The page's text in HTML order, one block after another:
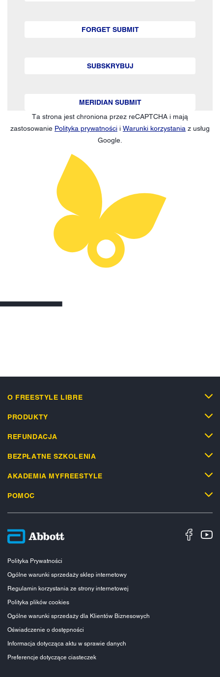
FORGET SUBMIT
SUBSKRYBUJ
MERIDIAN SUBMIT
Ta strona jest chroniona przez reCAPTCHA i mają
zastosowanie Polityka prywatności i Warunki korzystania z usług
Google.
O FREESTYLE LIBRE
PRODUKTY
REFUNDACJA
BEZPŁATNE SZKOLENIA
AKADEMIA MYFREESTYLE
POMOC
Polityka Prywatności
Ogólne warunki sprzedaży sklep internetowy
Regulamin korzystania ze strony internetowej
Polityka plików cookies
Ogólne warunki sprzedaży dla Klientów Biznesowych
Oświadczenie o dostępności
Informacja dotycząca aktu w sprawie danych
Preferencje dotyczące ciasteczek